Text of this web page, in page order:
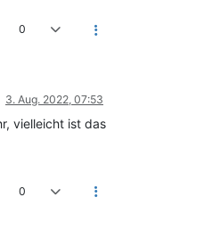
0
3. Aug. 2022, 07:53
vielleicht ist das
0